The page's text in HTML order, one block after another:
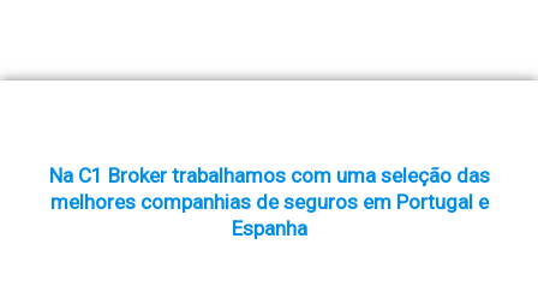
Na C1 Broker trabalhamos com uma seleção das
melhores companhias de seguros em Portugal e
Espanha